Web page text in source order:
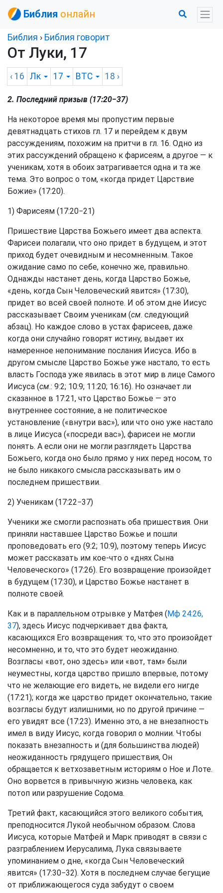
Библия онлайн
Библия › Библия говорит
От Луки, 17
‹ 16 Лк 17 BTC 18 ›
2. Последний призыв (17:20−37)
На некоторое время мы пропустим первые
девятнадцать стихов гл. 17 и перейдем к двум
рассуждениям, похожим на притчи в гл. 16. Одно из
этих рассуждений обращено к фарисеям, а другое — к
ученикам, хотя в обоих затрагивается одна и та же
тема. Это вопрос о том, «когда придет Царствие
Божие» (17:20).
1) Фарисеям (17:20−21)
Пришествие Царства Божьего имеет два аспекта.
Фарисеи полагали, что оно придет в будущем, и этот
приход будет очевидным и несомненным. Такое
ожидание само по себе, конечно же, правильно.
Однажды настанет день, когда Царство Божье,
«день, когда Сын Человеческий явится» (17:30),
придет во всей своей полноте. И об этом дне Иисус
рассказывает Своим ученикам (см. следующий
абзац). Но каждое слово в устах фарисеев, даже
когда они случайно говорят истину, выдает их
намеренное непонимание послания Иисуса. Ибо в
другом смысле Царство Божье уже настало, то есть
власть Господа уже явилась в этот мир в лице Самого
Иисуса (см.: 9:2; 10:9; 11:20; 16:16). Но означает ли
сказанное в 17:21, что Царство Божье — это
внутреннее состояние, а не политическое
установление («внутри вас»), или что оно уже настало
в лице Иисуса («посреди вас»), фарисеи не могли
понять. А если они не могли разглядеть Царства
Божьего, когда оно было прямо у них перед носом, то
не было никакого смысла рассказывать им о
последнем пришествии.
2) Ученикам (17:22−37)
Ученики же смогли распознать оба пришествия. Они
приняли наставшее Царство Божье и пошли
проповедовать его (9:2; 10:9), поэтому теперь Иисус
может рассказать им кое-что о «днях Сына
Человеческого» (17:26). Его возвращение произойдет
в будущем (17:30), и Царство Божье настанет в
полноте своей.
Как и в параллельном отрывке у Матфея (Мф 24:26,
37), здесь Иисус подчеркивает два факта,
касающихся Его возвращения: то, что это произойдет
несомненно, и то, что это будет неожиданно.
Возгласы «вот, оно здесь» или «вот, там» были
неуместны, когда царство пришло впервые, потому
что не желающие его видеть, не видели его нигде
(17:21); когда же царство придет окончательно, такие
возгласы будут излишними, но по другой причине —
его увидят все (17:23). Именно это, а не внезапность
имел в виду Иисус, когда говорил о молнии. Чтобы
показать внезапность и (для большинства людей)
неожиданность грядущего пришествия, Он
обращается к ветхозаветным историям о Ное и Лоте.
Оно ворвется в привычную жизнь человека, как
потоп или разрушение Содома.
Третий факт, касающийся этого великого события,
преподносится Лукой необычном образом. Слова
Иисуса, которые Матфей и Марк приводят в связи с
разграблением Иерусалима, Лука связываете
упоминанием о дне, «когда Сын Человеческий
явится» (17:30−32). Хотя в последнем случае бегущие
от приближающегося суда забудут о своем